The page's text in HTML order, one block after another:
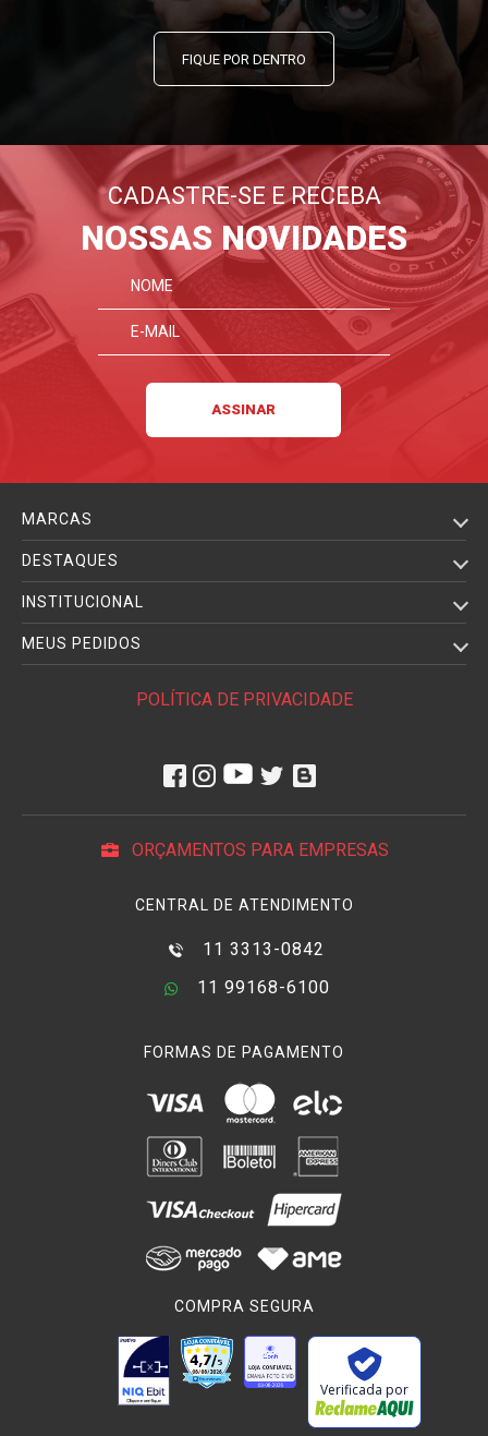
FIQUE POR DENTRO
CADASTRE-SE E RECEBA
NOSSAS NOVIDADES
MARCAS
DESTAQUES
INSTITUCIONAL
MEUS PEDIDOS
POLÍTICA DE PRIVACIDADE
ORÇAMENTOS PARA EMPRESAS
CENTRAL DE ATENDIMENTO
11 3313-0842
11 99168-6100
FORMAS DE PAGAMENTO
COMPRA SEGURA
Verificada por